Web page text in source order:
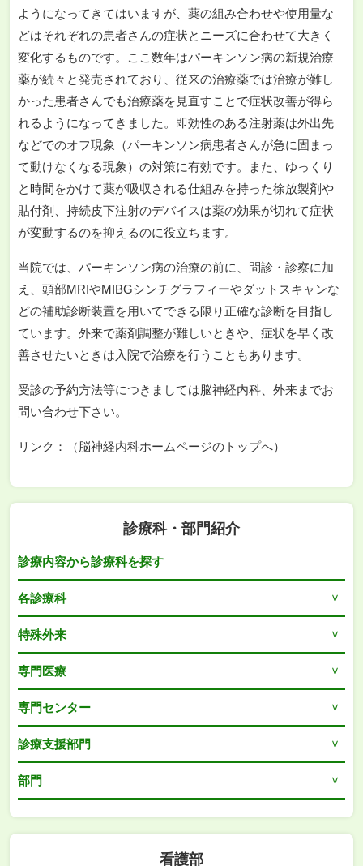
ようになってきてはいますが、薬の組み合わせや使用量な
どはそれぞれの患者さんの症状とニーズに合わせて大きく
変化するものです。ここ数年はパーキンソン病の新規治療
薬が続々と発売されており、従来の治療薬では治療が難し
かった患者さんでも治療薬を見直すことで症状改善が得ら
れるようになってきました。即効性のある注射薬は外出先
などでのオフ現象（パーキンソン病患者さんが急に固まっ
て動けなくなる現象）の対策に有効です。また、ゆっくり
と時間をかけて薬が吸収される仕組みを持った徐放製剤や
貼付剤、持続皮下注射のデバイスは薬の効果が切れて症状
が変動するのを抑えるのに役立ちます。
当院では、パーキンソン病の治療の前に、問診・診察に加
え、頭部MRIやMIBGシンチグラフィーやダットスキャンな
どの補助診断装置を用いてできる限り正確な診断を目指し
ています。外来で薬剤調整が難しいときや、症状を早く改
善させたいときは入院で治療を行うこともあります。
受診の予約方法等につきましては脳神経内科、外来までお
問い合わせ下さい。
リンク： （脳神経内科ホームページのトップへ）
診療科・部門紹介
診療内容から診療科を探す
各診療科
特殊外来
専門医療
専門センター
診療支援部門
部門
看護部